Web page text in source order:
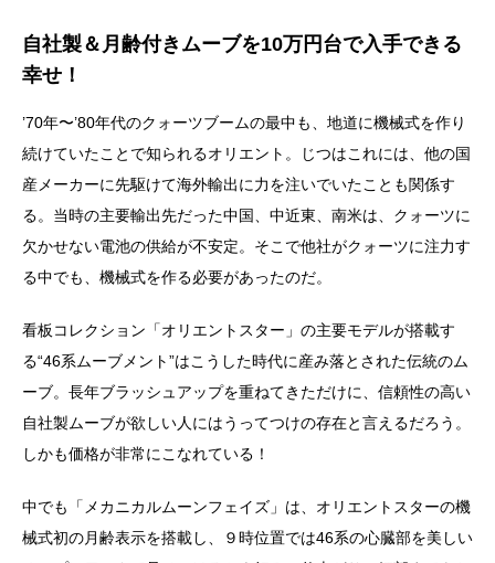
自社製＆月齢付きムーブを10万円台で入手できる
幸せ！
’70年〜’80年代のクォーツブームの最中も、地道に機械式を作り
続けていたことで知られるオリエント。じつはこれには、他の国
産メーカーに先駆けて海外輸出に力を注いでいたことも関係す
る。当時の主要輸出先だった中国、中近東、南米は、クォーツに
欠かせない電池の供給が不安定。そこで他社がクォーツに注力す
る中でも、機械式を作る必要があったのだ。
看板コレクション「オリエントスター」の主要モデルが搭載す
る“46系ムーブメント”はこうした時代に産み落とされた伝統のム
ーブ。長年ブラッシュアップを重ねてきただけに、信頼性の高い
自社製ムーブが欲しい人にはうってつけの存在と言えるだろう。
しかも価格が非常にこなれている！
中でも「メカニカルムーンフェイズ」は、オリエントスターの機
械式初の月齢表示を搭載し、９時位置では46系の心臓部を美しい